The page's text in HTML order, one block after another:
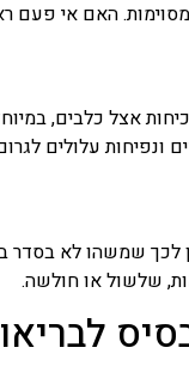
האם אי פעם
אצל כלבים,
ונפיחות עלולים
לכך שמשהו לא
שלשול או חולשה.